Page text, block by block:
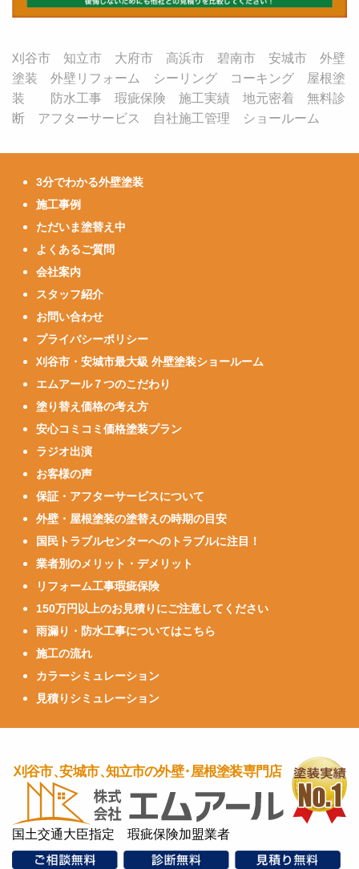
刈谷市 知立市 大府市 高浜市 碧南市 安城市 外壁
塗装 外壁リフォーム シーリング コーキング 屋根塗
装 防水工事 瑕疵保険 施工実績 地元密着 無料診
断 アフターサービス 自社施工管理 ショールーム
3分でわかる外壁塗装
施工事例
ただいま塗替え中
よくあるご質問
会社案内
スタッフ紹介
お問い合わせ
プライバシーポリシー
刈谷市・安城市最大級 外壁塗装ショールーム
エムアール７つのこだわり
塗り替え価格の考え方
安心コミコミ価格塗装プラン
ラジオ出演
お客様の声
保証・アフターサービスについて
外壁・屋根塗装の塗替えの時期の目安
国民トラブルセンターへのトラブルに注目！
業者別のメリット・デメリット
リフォーム工事瑕疵保険
150万円以上のお見積りにご注意してください
雨漏り・防水工事についてはこちら
施工の流れ
カラーシミュレーション
見積りシミュレーション
国土交通大臣指定 瑕疵保険加盟業者